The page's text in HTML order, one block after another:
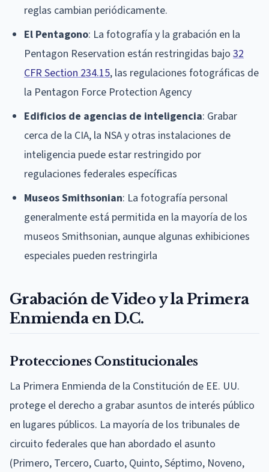
reglas cambian periódicamente.
El Pentagono: La fotografía y la grabación en la
Pentagon Reservation están restringidas bajo 32
CFR Section 234.15, las regulaciones fotográficas de
la Pentagon Force Protection Agency
Edificios de agencias de inteligencia: Grabar
cerca de la CIA, la NSA y otras instalaciones de
inteligencia puede estar restringido por
regulaciones federales específicas
Museos Smithsonian: La fotografía personal
generalmente está permitida en la mayoría de los
museos Smithsonian, aunque algunas exhibiciones
especiales pueden restringirla
Grabación de Video y la Primera
Enmienda en D.C.
Protecciones Constitucionales
La Primera Enmienda de la Constitución de EE. UU.
protege el derecho a grabar asuntos de interés público
en lugares públicos. La mayoría de los tribunales de
circuito federales que han abordado el asunto
(Primero, Tercero, Cuarto, Quinto, Séptimo, Noveno,